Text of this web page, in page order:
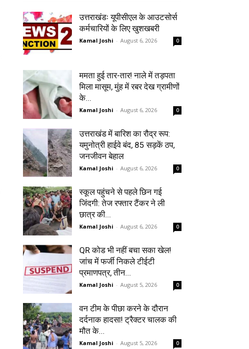
उत्तराखंडः यूपीसीएल के आउटसोर्स
कर्मचारियों के लिए खुशखबरी
Kamal Joshi - August 6, 2026 0
ममता हुई तार-तार! नाले में तड़पता
मिला मासूम, मुंह में रबर देख ग्रामीणों
के...
Kamal Joshi - August 6, 2026 0
उत्तराखंड में बारिश का रौद्र रूप:
यमुनोत्री हाईवे बंद, 85 सड़कें ठप,
जनजीवन बेहाल
Kamal Joshi - August 6, 2026 0
स्कूल पहुंचने से पहले छिन गई
जिंदगी: तेज रफ्तार टैंकर ने ली
छात्र की...
Kamal Joshi - August 6, 2026 0
QR कोड भी नहीं बचा सका खेल!
जांच में फर्जी निकले टीईटी
प्रमाणपत्र, तीन...
Kamal Joshi - August 5, 2026 0
वन टीम के पीछा करने के दौरान
दर्दनाक हादसा! ट्रैक्टर चालक की
मौत के...
Kamal Joshi - August 5, 2026 0